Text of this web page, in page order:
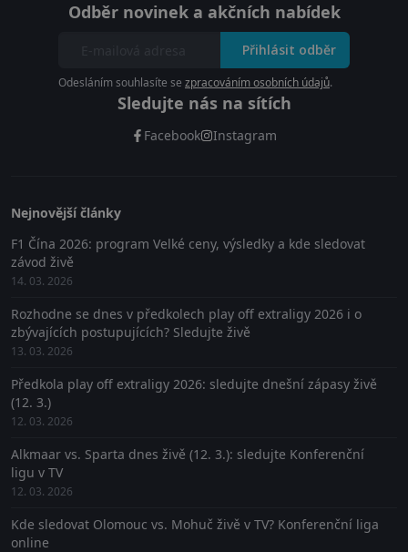
Odběr novinek a akčních nabídek
Přihlásit odběr
Odesláním souhlasíte se zpracováním osobních údajů.
Sledujte nás na sítích
Facebook Instagram
Nejnovější články
F1 Čína 2026: program Velké ceny, výsledky a kde sledovat
závod živě
14. 03. 2026
Rozhodne se dnes v předkolech play off extraligy 2026 i o
zbývajících postupujících? Sledujte živě
13. 03. 2026
Předkola play off extraligy 2026: sledujte dnešní zápasy živě
(12. 3.)
12. 03. 2026
Alkmaar vs. Sparta dnes živě (12. 3.): sledujte Konferenční
ligu v TV
12. 03. 2026
Kde sledovat Olomouc vs. Mohuč živě v TV? Konferenční liga
online